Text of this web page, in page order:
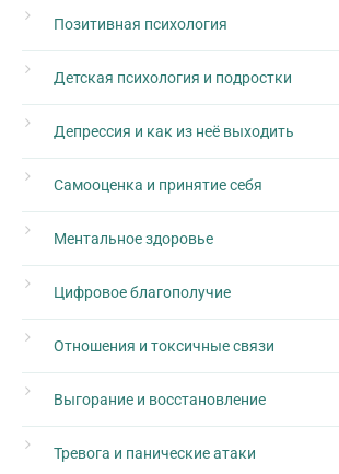
Позитивная психология
Детская психология и подростки
Депрессия и как из неё выходить
Самооценка и принятие себя
Ментальное здоровье
Цифровое благополучие
Отношения и токсичные связи
Выгорание и восстановление
Тревога и панические атаки